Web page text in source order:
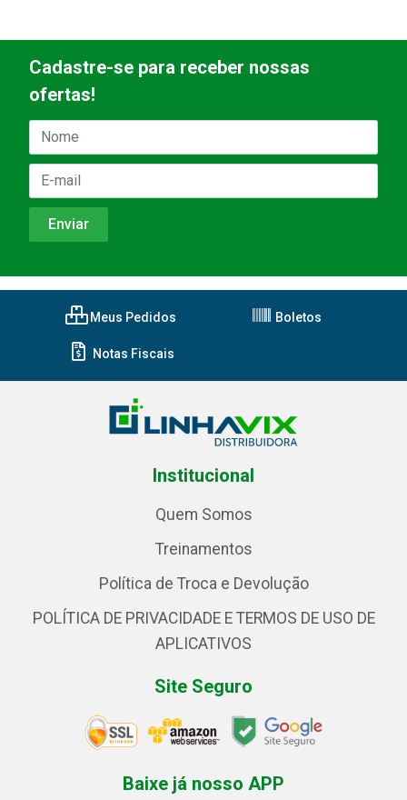
Cadastre-se para receber nossas
ofertas!
Meus Pedidos Boletos
Notas Fiscais
Institucional
Quem Somos
Treinamentos
Política de Troca e Devolução
POLÍTICA DE PRIVACIDADE E TERMOS DE USO DE
APLICATIVOS
Site Seguro
Baixe já nosso APP